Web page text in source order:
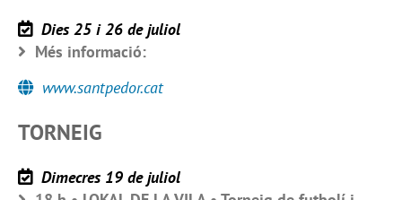
Dies 25 i 26 de juliol
Més informació:
www.santpedor.cat
TORNEIG
Dimecres 19 de juliol